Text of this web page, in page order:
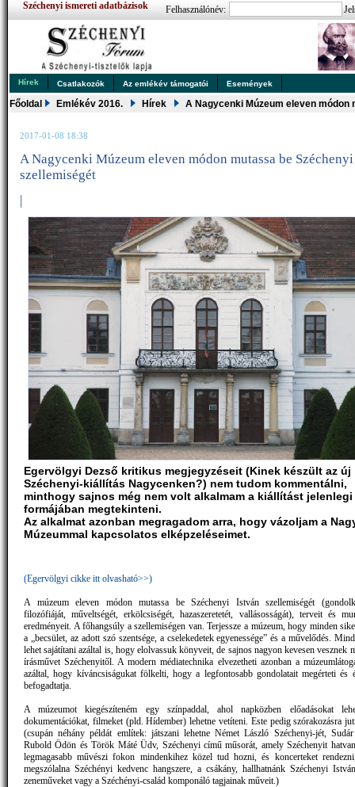
Széchenyi ismereti adatbázisok Felhasználónév:
Hírek Csatlakozók Az emlékév támogatói Események
Főoldal Emlékév 2016. Hírek A Nagycenki Múzeum eleven
2017-01-08 18:38
A Nagycenki Múzeum eleven módon mutassa be
szellemiségét
|
Egervölgyi Dezső kritikus megjegyzéseit (Kinek készült az új
Széchenyi-kiállítás Nagycenken?) nem tudom kommentálni,
minthogy sajnos még nem volt alkalmam a kiállítást jelenlegi
formájában megtekinteni.
Az alkalmat azonban megragadom arra, hogy vázoljam a
Múzeummal kapcsolatos elképzeléseimet.
(Egervölgyi cikke itt olvasható>>)
A múzeum eleven módon mutassa be Széchenyi István szellemiségét
filozófiáját, műveltségét, erkölcsiségét, hazaszeretetét, vallásosságát), terveit és
eredményeit. A főhangsúly a szellemiségen van. Terjessze a múzeum, hogy minden
a „becsület, az adott szó szentsége, a cselekedetek egyenessége” és a művelődés.
lehet sajátítani azáltal is, hogy elolvassuk könyveit, de sajnos nagyon kevesen vesznek
írásművet Széchenyitől. A modern médiatechnika elvezetheti azonban a
azáltal, hogy kíváncsiságukat fölkelti, hogy a legfontosabb gondolatait megérteti és
befogadtatja.
A múzeumot kiegészíteném egy színpaddal, ahol napközben előadásokat
dokumentációkat, filmeket (pld. Hídember) lehetne vetíteni. Este pedig szórakozásra
(csupán néhány példát említek: játszani lehetne Német László Széchenyi-jét,
Rubold Ödön és Török Máté Üdv, Széchenyi című műsorát, amely Széchenyit
legmagasabb művészi fokon mindenkihez közel tud hozni, és koncerteket
megszólalna Széchényi kedvenc hangszere, a csákány, hallhatnánk Széchenyi
zeneműveket vagy a Széchényi-család komponáló tagjainak műveit.)